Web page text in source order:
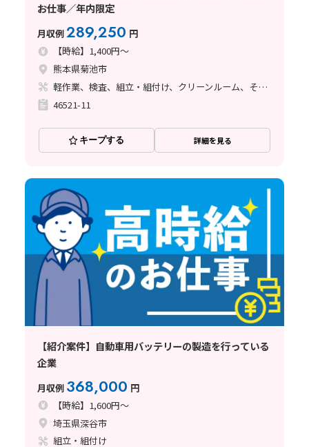
お仕事／年内限定
月収例289,250 円
【時給】1,400円～
熊本県菊池市
軽作業、検査、組立・組付け、クリーンルーム、その他
46521-11
キープする 詳細を見る
【紹介案件】自動車用バッテリーの製造を行っている
企業
月収例 368,000 円
【時給】1,600円～
埼玉県深谷市
組立・組付け